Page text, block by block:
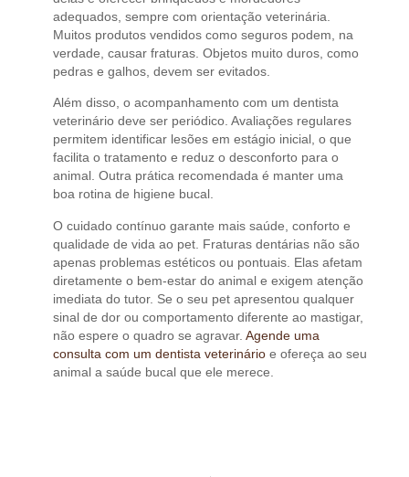
adequados, sempre com orientação veterinária.
Muitos produtos vendidos como seguros podem, na
verdade, causar fraturas. Objetos muito duros, como
pedras e galhos, devem ser evitados.
Além disso, o acompanhamento com um dentista
veterinário deve ser periódico. Avaliações regulares
permitem identificar lesões em estágio inicial, o que
facilita o tratamento e reduz o desconforto para o
animal. Outra prática recomendada é manter uma
boa rotina de higiene bucal.
O cuidado contínuo garante mais saúde, conforto e
qualidade de vida ao pet. Fraturas dentárias não são
apenas problemas estéticos ou pontuais. Elas afetam
diretamente o bem-estar do animal e exigem atenção
imediata do tutor. Se o seu pet apresentou qualquer
sinal de dor ou comportamento diferente ao mastigar,
não espere o quadro se agravar.Agende uma
consulta com um dentista veterinário e ofereça ao seu
animal a saúde bucal que ele merece.